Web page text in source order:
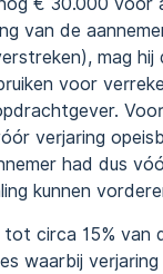
van de
mag hij
voor
verjaring
had dus
kunnen
circa 15% van
waarbij verjaring